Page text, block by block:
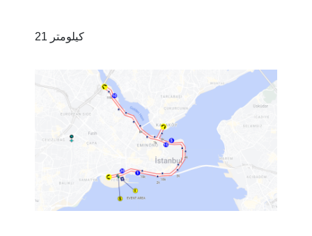
21 کیلومتر